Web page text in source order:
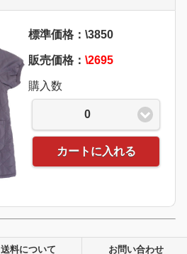
標準価格：\3850
販売価格： \2695
購入数
0
カートに入れる
送料について お問い合わせ